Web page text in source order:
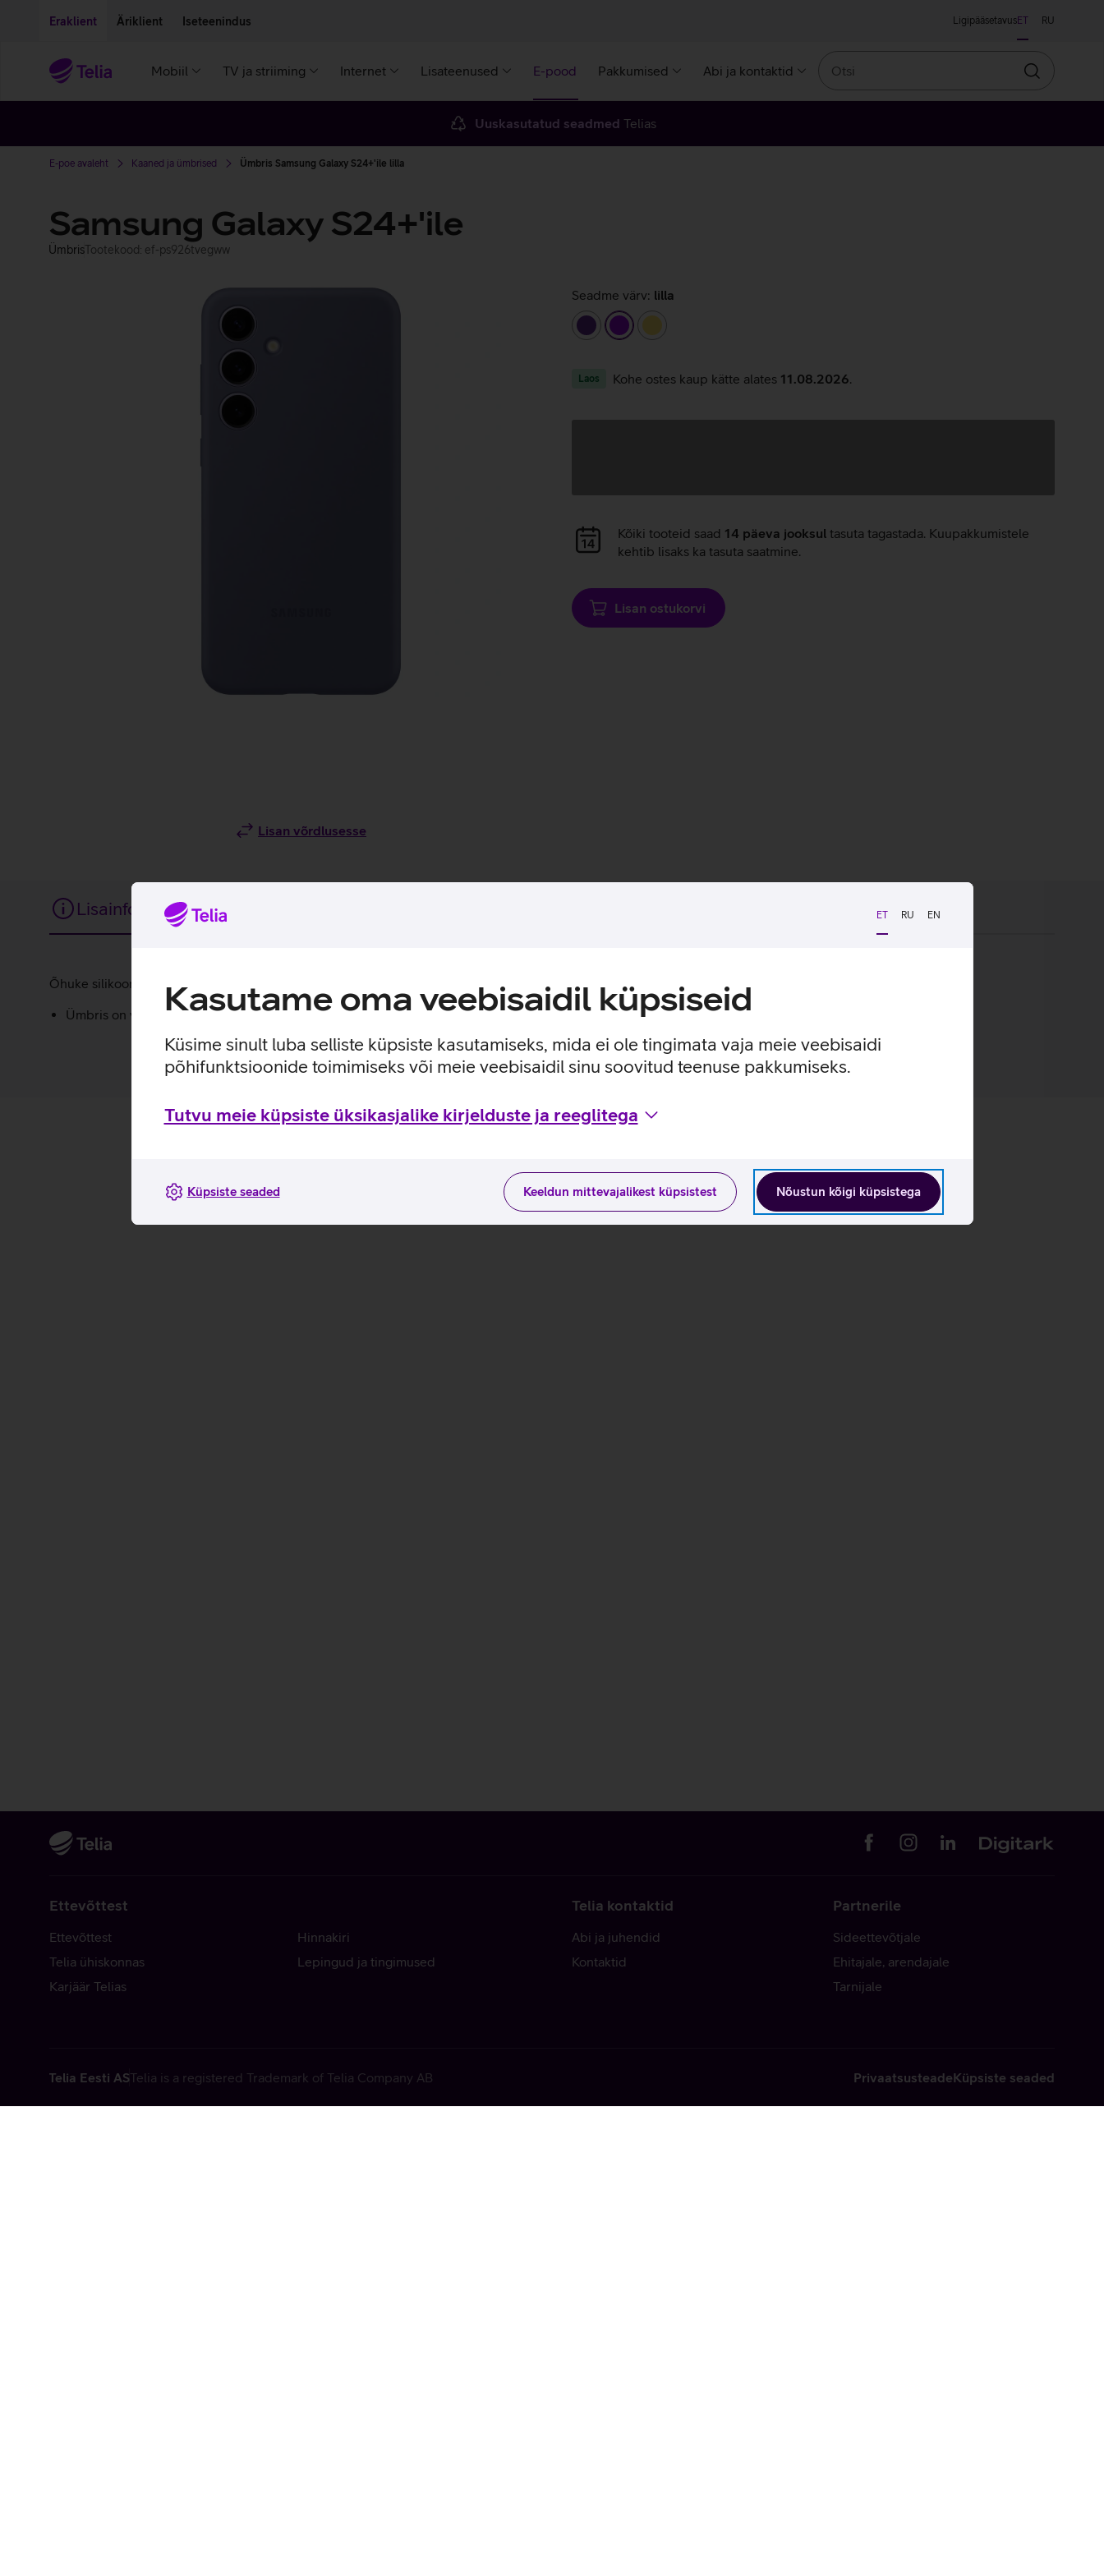
ET RU EN
Kasutame oma veebisaidil küpsiseid
Küsime sinult luba selliste küpsiste kasutamiseks, mida ei ole tingimata vaja meie veebisaidi
põhifunktsioonide toimimiseks või meie veebisaidil sinu soovitud teenuse pakkumiseks.
Tutvu meie küpsiste üksikasjalike kirjelduste ja reeglitega
Nõustun kõigi küpsistega
Keeldun mittevajalikest küpsistest
Küpsiste seaded
Eraklient Äriklient Iseteenindus LigipääsetavusET RU
Mobiil TV ja striiming Internet Lisateenused E-pood Pakkumised Abi ja kontaktid
Otsin
Uuskasutatud seadmed Telias
E-poe avaleht Kaaned ja ümbrised Ümbris Samsung Galaxy S24+'ile lilla
Samsung Galaxy S24+'ile
ÜmbrisTootekood: ef-ps926tvegww
Lisan võrdlusesse
Seadme värv: lilla
tumelilla
lilla kollane
Laos Kohe ostes kaup kätte alates 11.08.2026
Andmete
laadimine
Kõiki tooteid saad 14 päeva jooksul tasuta tagastada. Kuupakkumistele
kehtib lisaks ka tasuta saatmine.
Lisan ostukorvi
Lisainfo Tehnilised andmed
Lisainfo
Õhuke silikoonümbris annab sinu uuele telefonile lisakaitsekihi jättes nähtavale seadme disaini. Nii on tagatud telefoni kindel haare ja kaitse kriimustuste eest.
Ümbris on valmistatud 50% taaskasutatud materjalidest.
Ettevõttest
Ettevõttest
Telia ühiskonnas
Karjäär Telias
Hinnakiri
Lepingud ja tingimused
Telia kontaktid
Abi ja juhendid
Kontaktid
Partnerile
Sideettevõtjale
Ehitajale, arendajale
Tarnijale
Telia Eesti ASTelia is a registered Trademark of Telia Company AB PrivaatsusteadeKüpsiste seaded